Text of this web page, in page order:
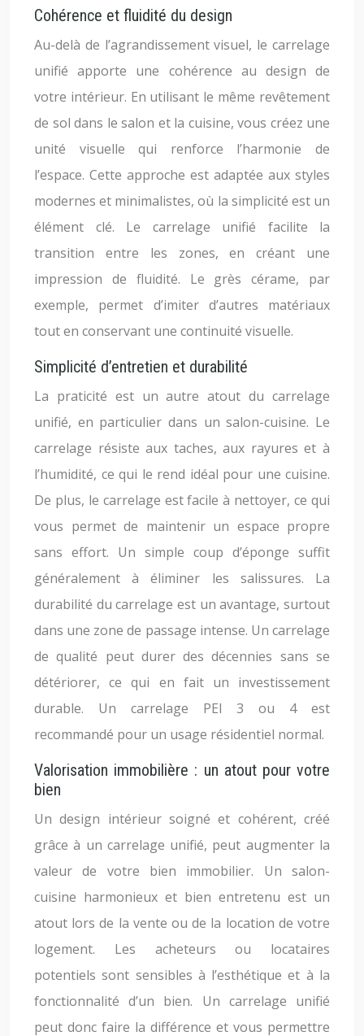
Cohérence et fluidité du design
Au-delà de l’agrandissement visuel, le carrelage
unifié apporte une cohérence au design de
votre intérieur. En utilisant le même revêtement
de sol dans le salon et la cuisine, vous créez une
unité visuelle qui renforce l’harmonie de
l’espace. Cette approche est adaptée aux styles
modernes et minimalistes, où la simplicité est un
élément clé. Le carrelage unifié facilite la
transition entre les zones, en créant une
impression de fluidité. Le grès cérame, par
exemple, permet d’imiter d’autres matériaux
tout en conservant une continuité visuelle.
Simplicité d’entretien et durabilité
La praticité est un autre atout du carrelage
unifié, en particulier dans un salon-cuisine. Le
carrelage résiste aux taches, aux rayures et à
l’humidité, ce qui le rend idéal pour une cuisine.
De plus, le carrelage est facile à nettoyer, ce qui
vous permet de maintenir un espace propre
sans effort. Un simple coup d’éponge suffit
généralement à éliminer les salissures. La
durabilité du carrelage est un avantage, surtout
dans une zone de passage intense. Un carrelage
de qualité peut durer des décennies sans se
détériorer, ce qui en fait un investissement
durable. Un carrelage PEI 3 ou 4 est
recommandé pour un usage résidentiel normal.
Valorisation immobilière : un atout pour votre
bien
Un design intérieur soigné et cohérent, créé
grâce à un carrelage unifié, peut augmenter la
valeur de votre bien immobilier. Un salon-
cuisine harmonieux et bien entretenu est un
atout lors de la vente ou de la location de votre
logement. Les acheteurs ou locataires
potentiels sont sensibles à l’esthétique et à la
fonctionnalité d’un bien. Un carrelage unifié
peut donc faire la différence et vous permettre